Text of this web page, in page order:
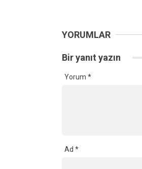
YORUMLAR
Bir yanıt yazın
Yorum *
Ad *